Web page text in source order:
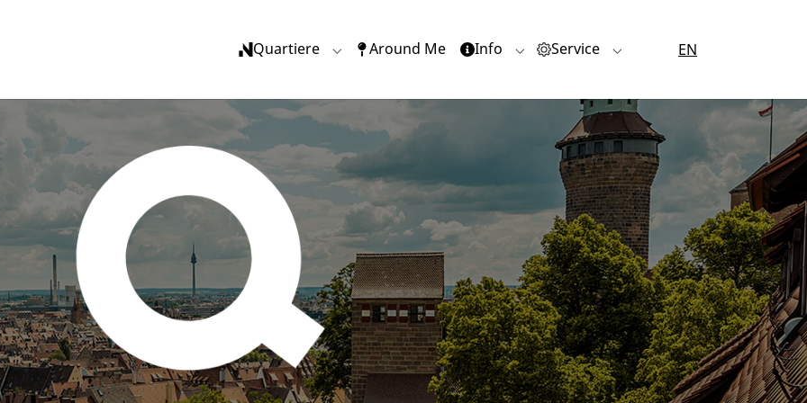
Quartiere Submenu for "Quartiere"
Around Me Info Submenu for "Info"
Service Submenu for "Service"
EN